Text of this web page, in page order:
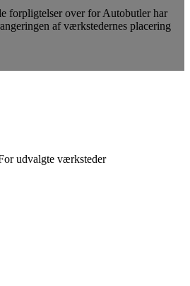
forpligtelser over for Autobutler har
af værkstedernes placering
udvalgte værksteder